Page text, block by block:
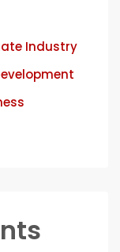
Industry